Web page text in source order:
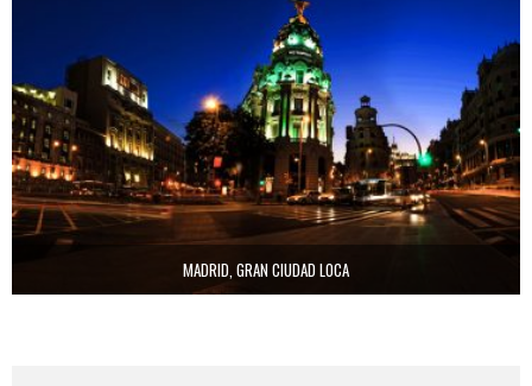
MADRID, GRAN CIUDAD LOCA